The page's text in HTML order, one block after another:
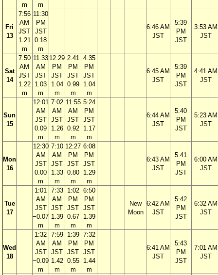
m
m
Fri
13
7:56
AM
JST
1.21
m
11:30
PM
JST
0.18
m
6:46 AM
JST
5:39
PM
JST
3:53 AM
JST
Sat
14
7:50
AM
JST
1.22
m
11:33
AM
JST
1.03
m
12:29
PM
JST
1.04
m
2:41
PM
JST
0.99
m
4:35
PM
JST
1.04
m
6:45 AM
JST
5:39
PM
JST
4:41 AM
JST
Sun
15
12:01
AM
JST
0.09
m
7:02
AM
JST
1.26
m
11:55
AM
JST
0.92
m
5:24
PM
JST
1.17
m
6:44 AM
JST
5:40
PM
JST
5:23 AM
JST
Mon
16
12:30
AM
JST
0.00
m
7:10
AM
JST
1.33
m
12:27
PM
JST
0.80
m
6:08
PM
JST
1.29
m
6:43 AM
JST
5:41
PM
JST
6:00 AM
JST
Tue
17
1:01
AM
JST
−0.07
m
7:33
AM
JST
1.39
m
1:02
PM
JST
0.67
m
6:50
PM
JST
1.39
m
New
Moon
6:42 AM
JST
5:42
PM
JST
6:32 AM
JST
Wed
18
1:32
AM
JST
−0.09
m
7:59
AM
JST
1.42
m
1:39
PM
JST
0.55
m
7:32
PM
JST
1.44
m
6:41 AM
JST
5:43
PM
JST
7:01 AM
JST